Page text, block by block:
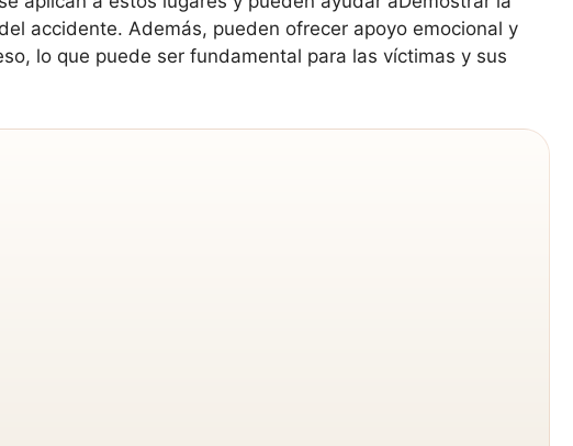
accidente. Además, pueden ofrecer apoyo emocional y
lo que puede ser fundamental para las víctimas y sus